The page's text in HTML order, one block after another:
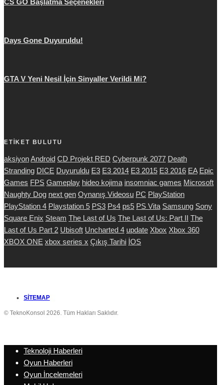
CS GO Başlatma Seçenekleri
Days Gone Duyuruldu!
GTA V Yeni Nesil İçin Sinyaller Verildi Mi?
ETİKET BULUTU
aksiyonAndroid CD Projekt RED Cyberpunk 2077 Death
Stranding DICE Duyuruldu E3 E3 2014 E3 2015 E3 2016 EA Epic
Games FPS Gameplay hideo kojima insomniac games Microsoft
Naughty Dog next gen Oynanış Videosu PC PlayStation
PlayStation 4 Playstation 5 PS3 Ps4 ps5 PS Vita Samsung Sony
Square Enix Steam The Last of Us The Last of Us: Part II The
Last of Us Part 2 Ubisoft Uncharted 4 update Xbox Xbox 360
XBOX ONE xbox series x Çıkış Tarihi İOS
SITEMAP
© TeknoKonsol 2026. Tüm Hakları Saklıdır.
Teknoloji Haberleri
Oyun Haberleri
Oyun İncelemeleri